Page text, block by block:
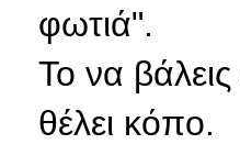
φωτιά".
Το να
θέλει κόπο.